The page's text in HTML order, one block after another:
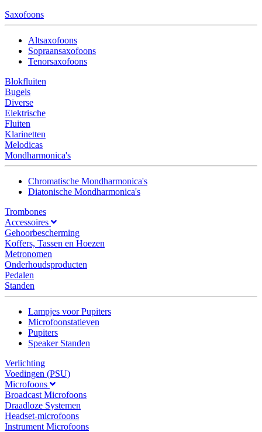
Saxofoons
Altsaxofoons
Sopraansaxofoons
Tenorsaxofoons
Blokfluiten
Bugels
Diverse
Elektrische
Fluiten
Klarinetten
Melodicas
Mondharmonica's
Chromatische Mondharmonica's
Diatonische Mondharmonica's
Trombones
Accessoires
Gehoorbescherming
Koffers, Tassen en Hoezen
Metronomen
Onderhoudsproducten
Pedalen
Standen
Lampjes voor Pupiters
Microfoonstatieven
Pupiters
Speaker Standen
Verlichting
Voedingen (PSU)
Microfoons
Broadcast Microfoons
Draadloze Systemen
Headset-microfoons
Instrument Microfoons